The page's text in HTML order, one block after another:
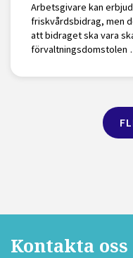
Arbetsgivare kan
friskvårdsbidrag, men
att bidraget ska vara
förvaltningsdomstolen
Kontakta oss